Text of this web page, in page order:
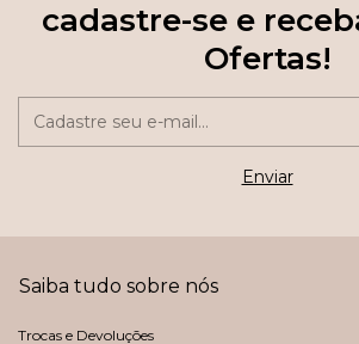
cadastre-se e
Ofertas!
Saiba tudo sobre nós
Trocas e Devoluções